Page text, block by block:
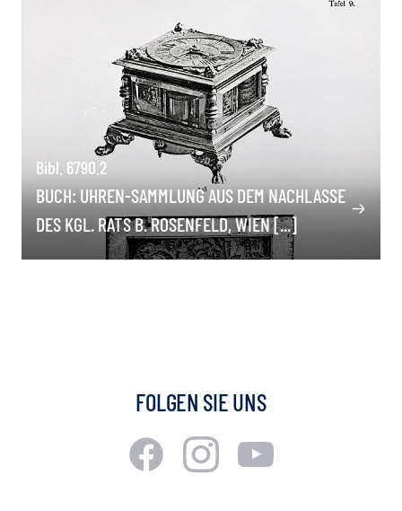
Bibl. 6790.2
BUCH: UHREN-SAMMLUNG AUS DEM NACHLASSE
DES KGL. RATS B. ROSENFELD, WIEN [...]
FOLGEN SIE UNS